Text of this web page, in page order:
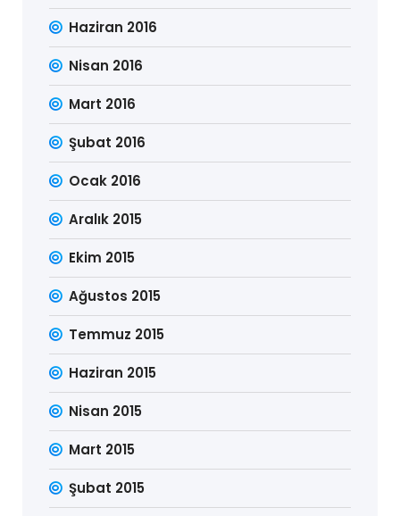
Haziran 2016
Nisan 2016
Mart 2016
Şubat 2016
Ocak 2016
Aralık 2015
Ekim 2015
Ağustos 2015
Temmuz 2015
Haziran 2015
Nisan 2015
Mart 2015
Şubat 2015